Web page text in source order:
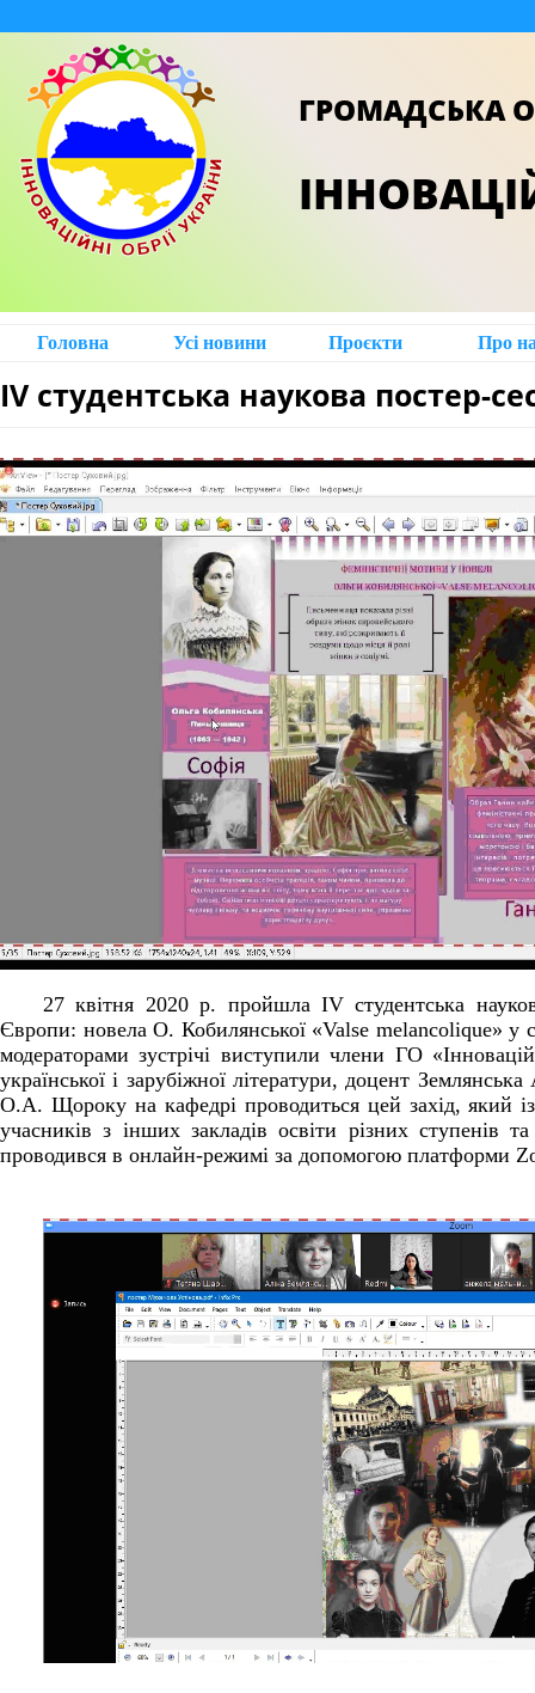
ГРОМАДСЬКА
Головна Усі новини Проєкти Про
IV студентська наукова постер-
27 квітня 2020 р. пройшла IV студентська
Європи: новела О. Кобилянської «Valse melancolique» у
модераторами зустрічі виступили члени ГО
української і зарубіжної літератури, доцент
О.А. Щороку на кафедрі проводиться цей захід, який
учасників з інших закладів освіти різних ступенів
проводився в онлайн-режимі за допомогою платформи